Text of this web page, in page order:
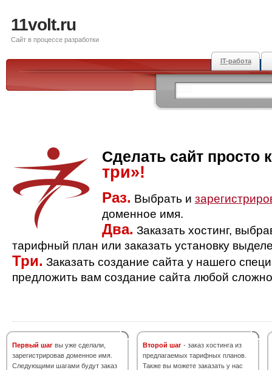
11volt.ru
Сайт в процессе разработки
IT-работа
Сделать сайт просто
три»!
Раз. Выбрать и
доменное имя.
Два. Заказать хостинг,
тарифный план или заказать установку
Три. Заказать создание сайта у нашего
предложить вам создание сайта любой
Первый шаг вы уже сделали,
зарегистрировав доменное имя.
Следующими шагами будут заказ
Второй шаг - заказ хостинга из
предлагаемых тарифных планов.
Также вы можете заказать у нас